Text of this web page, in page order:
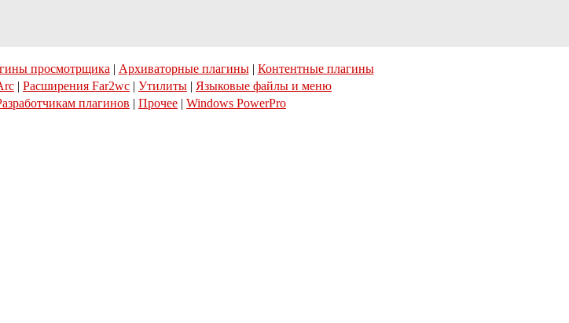
просмотрщика | Архиваторные плагины| Контентные плагины
| Расширения Far2wc | Утилиты | Языковые файлы и меню
плагинов | Прочее | Windows PowerPro